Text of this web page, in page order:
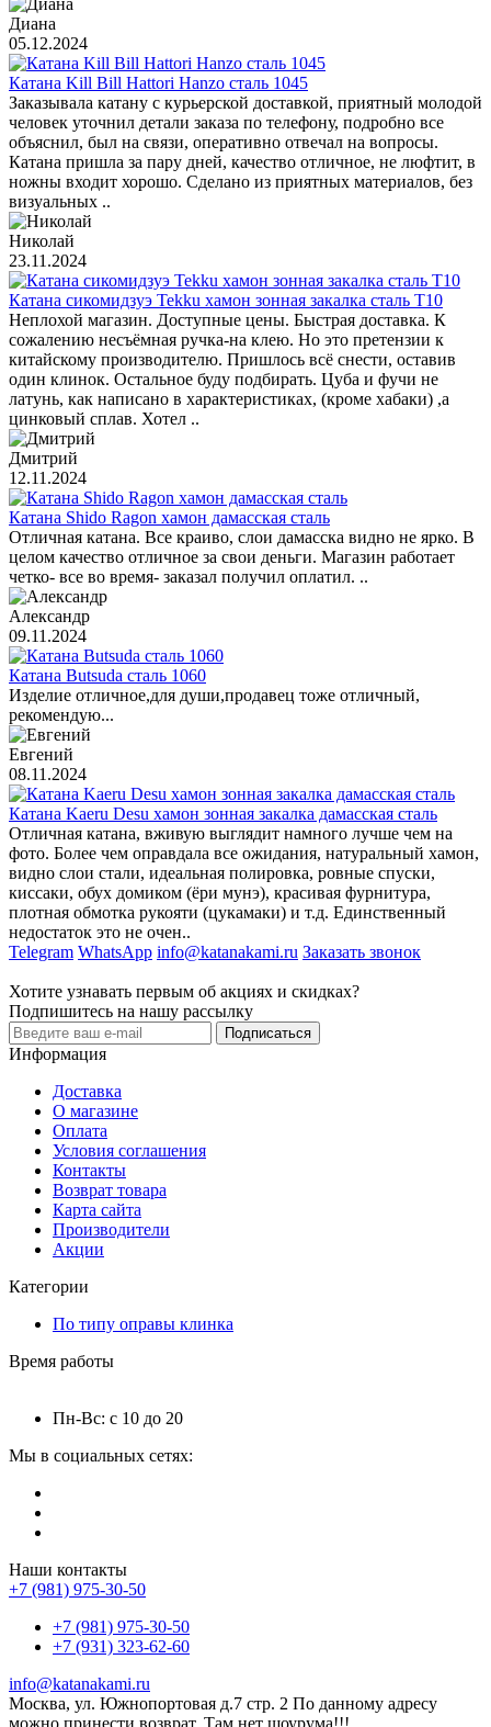
Диана
05.12.2024
Катана Kill Bill Hattori Hanzo сталь 1045
Заказывала катану с курьерской доставкой, приятный молодой
человек уточнил детали заказа по телефону, подробно все
объяснил, был на связи, оперативно отвечал на вопросы.
Катана пришла за пару дней, качество отличное, не люфтит, в
ножны входит хорошо. Сделано из приятных материалов, без
визуальных ..
Николай
23.11.2024
Катана сикомидзуэ Tekku хамон зонная закалка сталь T10
Неплохой магазин. Доступные цены. Быстрая доставка. К
сожалению несъёмная ручка-на клею. Но это претензии к
китайскому производителю. Пришлось всё снести, оставив
один клинок. Остальное буду подбирать. Цуба и фучи не
латунь, как написано в характеристиках, (кроме хабаки) ,а
цинковый сплав. Хотел ..
Дмитрий
12.11.2024
Катана Shido Ragon хамон дамасская сталь
Отличная катана. Все краиво, слои дамасска видно не ярко. В
целом качество отличное за свои деньги. Магазин работает
четко- все во время- заказал получил оплатил. ..
Александр
09.11.2024
Катана Butsuda сталь 1060
Изделие отличное,для души,продавец тоже отличный,
рекомендую...
Евгений
08.11.2024
Катана Kaeru Desu хамон зонная закалка дамасская сталь
Отличная катана, вживую выглядит намного лучше чем на
фото. Более чем оправдала все ожидания, натуральный хамон,
видно слои стали, идеальная полировка, ровные спуски,
киссаки, обух домиком (ёри мунэ), красивая фурнитура,
плотная обмотка рукояти (цукамаки) и т.д. Единственный
недостаток это не очен..
Telegram WhatsApp info@katanakami.ru Заказать звонок
Хотите узнавать первым об акциях и скидках?
Подпишитесь на нашу рассылку
Подписаться
Информация
Доставка
О магазине
Оплата
Условия соглашения
Контакты
Возврат товара
Карта сайта
Производители
Акции
Категории
По типу оправы клинка
Время работы
Пн-Вс: с 10 до 20
Мы в социальных сетях:
Наши контакты
+7 (981) 975-30-50
+7 (981) 975-30-50
+7 (931) 323-62-60
info@katanakami.ru
Москва, ул. Южнопортовая д.7 стр. 2 По данному адресу
можно принести возврат. Там нет шоурума!!!